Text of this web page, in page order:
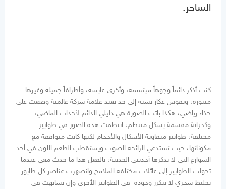
الساحر.
كنت أذكر دائماً وجوهاً مبتسمة، وأخرى عابسة، وأطرافاً جميلة وغيرها
مبتورة، ونقوش عكاز تشبه إلى حد بعيد علامة شركة عالمية وضعت على
حذاء رياضي، هكذا باتت الصورة هي دليلي الدائم لأحداث الماضي،
وكخزانة مقسمة بشكل منتظم، انتظمت هذه الصور في طوابير
مختلفة، طوابير متفاوتة الأشكال والأحجام لكنها كانت متوافقة مع
مكوناتها، حيث تستدعي الرائحة الصوت ويستقطب الطعم اللون في أحد
الشوارع التي لا تذكرها أحذيتي الحديثة، بالفعل هذا ما حدث معي عندما
تحولت الطوابير إلى عائلات مختلفة الملامح وانصهرت عناصر كل طابور
بخليط سحري لا يتكرر وجوده في الطوابير الأخرى وإن تشابهت في